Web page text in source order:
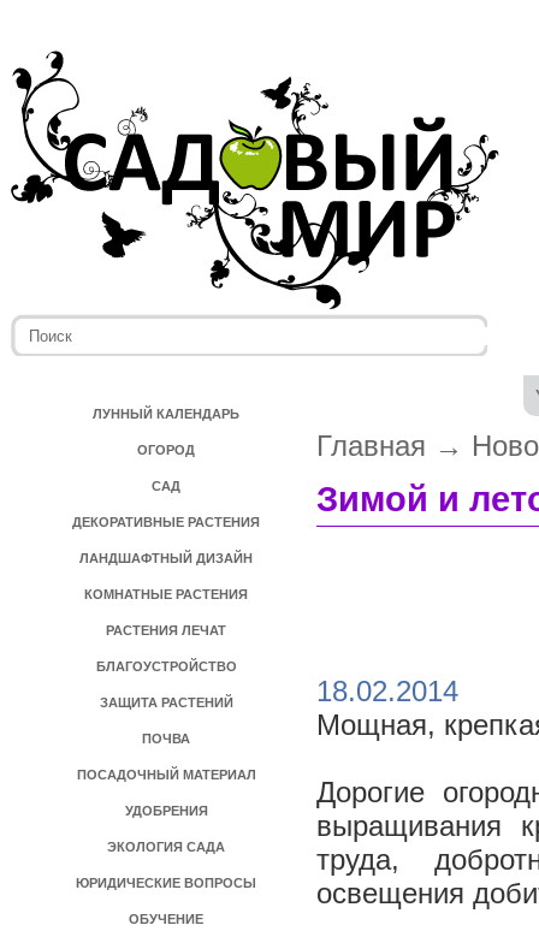
ЛУННЫЙ КАЛЕНДАРЬ
ОГОРОД
САД
ДЕКОРАТИВНЫЕ РАСТЕНИЯ
ЛАНДШАФТНЫЙ ДИЗАЙН
КОМНАТНЫЕ РАСТЕНИЯ
РАСТЕНИЯ ЛЕЧАТ
БЛАГОУСТРОЙСТВО
ЗАЩИТА РАСТЕНИЙ
ПОЧВА
ПОСАДОЧНЫЙ МАТЕРИАЛ
УДОБРЕНИЯ
ЭКОЛОГИЯ САДА
ЮРИДИЧЕСКИЕ ВОПРОСЫ
ОБУЧЕНИЕ
Главная →
Зимой и
18.02.2014
Мощная,
Дорогие
выращивания
труда,
освещения